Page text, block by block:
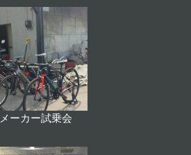
メーカー試乗会